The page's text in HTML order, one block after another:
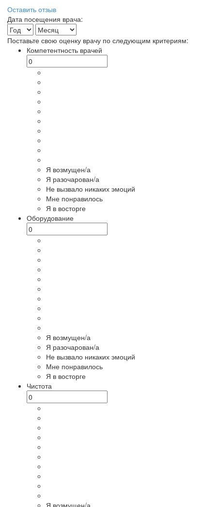
Оставить отзыв
Дата посещения врача:
Поставьте свою оценку врачу по следующим критериям:
Компетентность врачей
Я возмущен/а
Я разочарован/а
Не вызвало никаких эмоций
Мне понравилось
Я в восторге
Оборудование
Я возмущен/а
Я разочарован/а
Не вызвало никаких эмоций
Мне понравилось
Я в восторге
Чистота
Я возмущен/а